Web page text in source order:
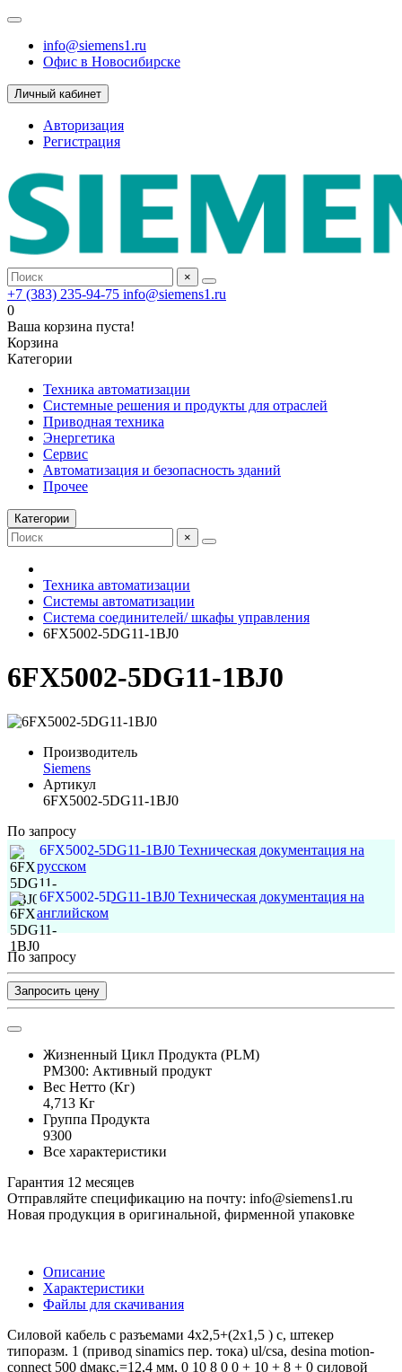
info@siemens1.ru
Офис в Новосибирске
Личный кабинет
Авторизация
Регистрация
×
+7 (383) 235-94-75 info@siemens1.ru
0
Ваша корзина пуста!
Корзина
Категории
Техника автоматизации
Системные решения и продукты для отраслей
Приводная техника
Энергетика
Сервис
Автоматизация и безопасность зданий
Прочее
Категории
×
Техника автоматизации
Системы автоматизации
Система соединителей/ шкафы управления
6FX5002-5DG11-1BJ0
6FX5002-5DG11-1BJ0
Производитель
Siemens
Артикул
6FX5002-5DG11-1BJ0
По запросу
6FX5002-5DG11-1BJ0 Техническая документация на
русском
6FX5002-5DG11-1BJ0 Техническая документация на
английском
По запросу
Запросить цену
Жизненный Цикл Продукта (PLM)
PM300: Активный продукт
Вес Нетто (Кг)
4,713 Кг
Группа Продукта
9300
Все характеристики
Гарантия 12 месяцев
Отправляйте спецификацию на почту: info@siemens1.ru
Новая продукция в оригинальной, фирменной упаковке
Описание
Характеристики
Файлы для скачивания
Силовой кабель с разъемами 4x2,5+(2x1,5 ) c, штекер
типоразм. 1 (привод sinamics пер. тока) ul/csa, desina motion-
connect 500 dмакс.=12,4 мм, 0 10 8 0 0 + 10 + 8 + 0 силовой